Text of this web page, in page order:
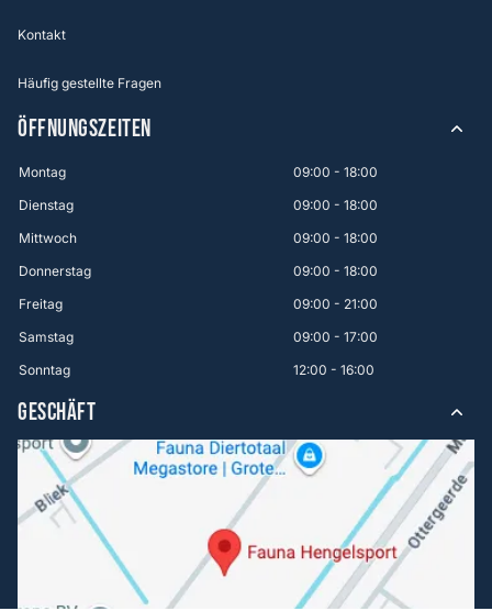
Kontakt
Häufig gestellte Fragen
ÖFFNUNGSZEITEN
Montag
09:00 - 18:00
Dienstag
09:00 - 18:00
Mittwoch
09:00 - 18:00
Donnerstag
09:00 - 18:00
Freitag
09:00 - 21:00
Samstag
09:00 - 17:00
Sonntag
12:00 - 16:00
GESCHÄFT